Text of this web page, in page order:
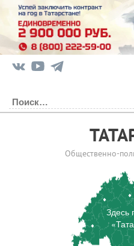
Общественно-
Здесь